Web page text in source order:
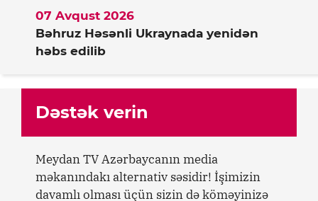
Bəhruz Həsənli Ukraynada yenidən
həbs edilib
07 Avqust 2026
Dəstək verin
Meydan TV Azərbaycanın media
məkanındakı alternativ səsidir! İşimizin
davamlı olması üçün sizin də köməyinizə